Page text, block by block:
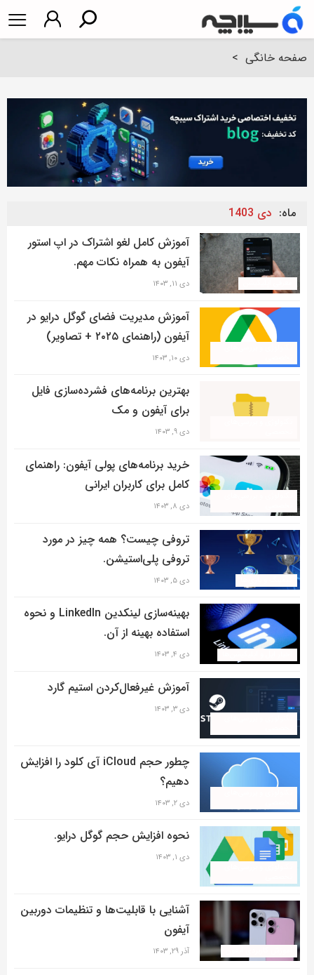
صفحه خانگی >
ماه: دی 1403
آموزش کامل لغو اشتراک در اپ استور
آیفون به همراه نکات مهم.
دی ۱۱, ۱۴۰۳
آموزش مدیریت فضای گوگل درایو در
آیفون (راهنمای ۲۰۲۵ + تصاویر)
دی ۱۰, ۱۴۰۳
بهترین برنامه‌های فشرده‌سازی فایل
برای آیفون و مک
دی ۹, ۱۴۰۳
خرید برنامه‌های پولی آیفون: راهنمای
کامل برای کاربران ایرانی
دی ۸, ۱۴۰۳
تروفی چیست؟ همه چیز در مورد
تروفی پلی‌استیشن.
دی ۵, ۱۴۰۳
بهینه‌سازی لینکدین LinkedIn و نحوه
استفاده بهینه از آن.
دی ۴, ۱۴۰۳
آموزش غیرفعال‌کردن استیم گارد
دی ۳, ۱۴۰۳
چطور حجم iCloud آی کلود را افزایش
دهیم؟
دی ۲, ۱۴۰۳
نحوه افزایش حجم گوگل درایو.
دی ۱, ۱۴۰۳
آشنایی با قابلیت‌ها و تنظیمات دوربین
آیفون
آذر ۲۹, ۱۴۰۳